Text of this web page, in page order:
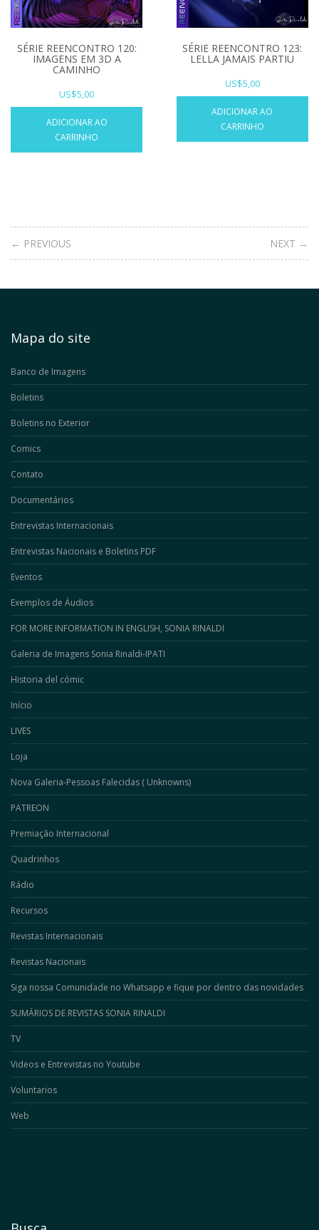
SÉRIE REENCONTRO 120:
IMAGENS EM 3D A
CAMINHO
US$5,00
ADICIONAR AO
CARRINHO
SÉRIE REENCONTRO 123:
LELLA JAMAIS PARTIU
US$5,00
ADICIONAR AO
CARRINHO
← PREVIOUS NEXT →
Mapa do site
Banco de Imagens
Boletins
Boletins no Exterior
Comics
Contato
Documentários
Entrevistas Internacionais
Entrevistas Nacionais e Boletins PDF
Eventos
Exemplos de Áudios
FOR MORE INFORMATION IN ENGLISH, SONIA RINALDI
Galeria de Imagens Sonia Rinaldi-IPATI
Historia del cómic
Início
LIVES
Loja
Nova Galeria-Pessoas Falecidas ( Unknowns)
PATREON
Premiação Internacional
Quadrinhos
Rádio
Recursos
Revistas Internacionais
Revistas Nacionais
Siga nossa Comunidade no Whatsapp e fique por dentro das novidades
SUMÁRIOS DE REVISTAS SONIA RINALDI
TV
Videos e Entrevistas no Youtube
Voluntarios
Web